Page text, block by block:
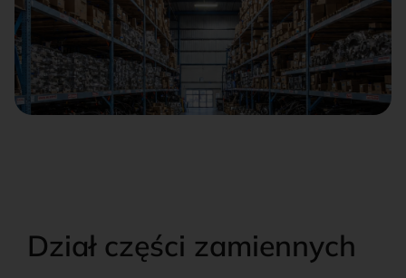
Dział części zamiennych